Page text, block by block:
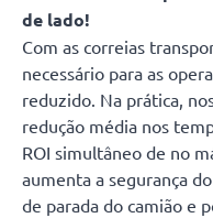
de lado!
Com as correias
necessário para as
reduzido. Na prática,
redução média nos
ROI simultâneo de no
aumenta a segurança
de parada do camião e